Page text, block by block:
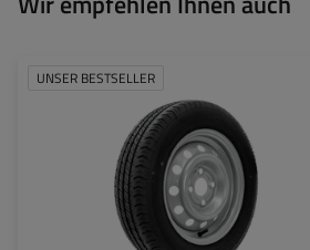
UNSER BESTSELLER
Felgendurchmesser:
13"
4x100
Einpresstiefe (ET):
30